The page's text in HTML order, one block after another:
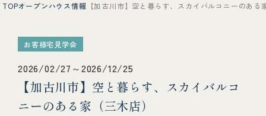
TOPオープンハウス情報 【加古川市】空と暮らす、スカイバルコニーのある
お客様宅見学会
2026/02/27～2026/12/25
【加古川市】空と暮らす、スカイバルコ
ニーのある家（三木店）